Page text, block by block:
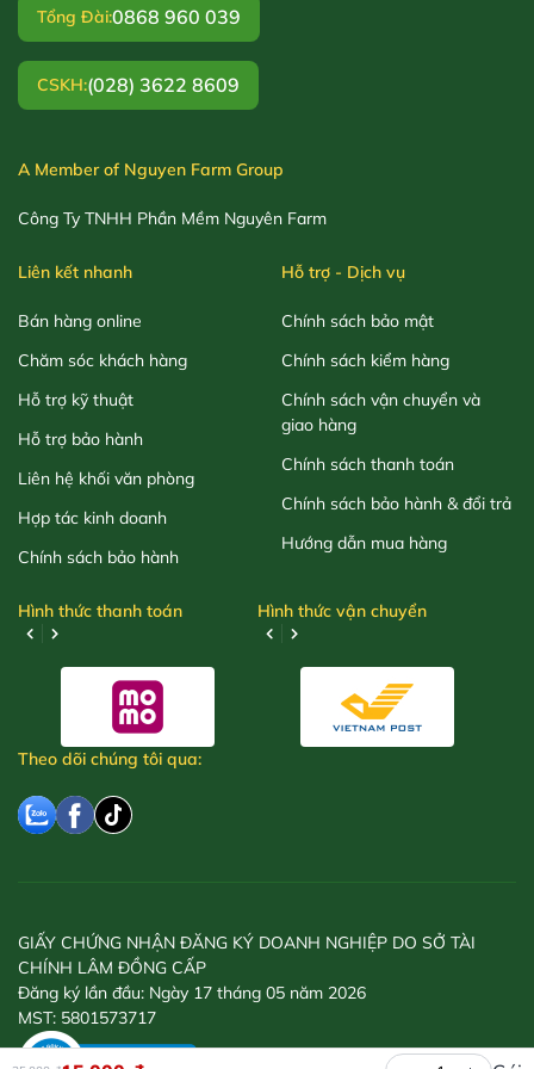
Tổng Đài:0868 960 039
CSKH:(028) 3622 8609
A Member of Nguyen Farm Group
Công Ty TNHH Phần Mềm Nguyên Farm
Liên kết nhanh
Bán hàng online
Chăm sóc khách hàng
Hỗ trợ kỹ thuật
Hỗ trợ bảo hành
Liên hệ khối văn phòng
Hợp tác kinh doanh
Chính sách bảo hành
Hỗ trợ - Dịch vụ
Chính sách bảo mật
Chính sách kiểm hàng
Chính sách vận chuyển và
giao hàng
Chính sách thanh toán
Chính sách bảo hành & đổi trả
Hướng dẫn mua hàng
Hình thức thanh toán Hình thức vận chuyển
Theo dõi chúng tôi qua:
GIẤY CHỨNG NHẬN ĐĂNG KÝ DOANH NGHIỆP DO SỞ TÀI
CHÍNH LÂM ĐỒNG CẤP
Đăng ký lần đầu: Ngày 17 tháng 05 năm 2026
MST: 5801573717